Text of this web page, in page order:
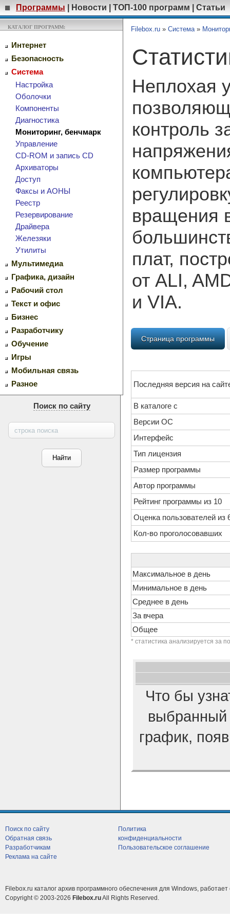
Программы Новости ТОП-100 программ Статьи
КАТАЛОГ ПРОГРАММ:
Интернет
Безопасность
Система
Настройка
Оболочки
Компоненты
Диагностика
Мониторинг, бенчмарк
Управление
CD-ROM и запись CD
Архиваторы
Доступ
Факсы и АОНЫ
Реестр
Резервирование
Драйвера
Железяки
Утилиты
Мультимедиа
Графика, дизайн
Рабочий стол
Текст и офис
Бизнес
Разработчику
Обучение
Игры
Мобильная связь
Разное
Поиск по сайту
Filebox.ru » Система»
Неплохая
контроль
вращения
плат,
от ALI,
и VIA.
Страница программы
Последняя версия на
В каталоге с
Версии ОС
Интерфейс
Тип лицензия
Размер программы
Автор программы
Рейтинг программы из 10
Оценка пользователей из
Кол-во проголосовавших
Максимальное в день
Минимальное в день
Среднее в день
За вчера
Общее
* статистика анализируется за
Что бы
выбранный
график,
Поиск по сайту
Обратная связь
Разработчикам
Реклама на сайте
Политика
конфиденциальности
Пользовательское соглашение
Filebox.ru каталог архив программного обеспечения для Windows, работает
Copyright © 2003-2026 Filebox.ruAll Rights Reserved.